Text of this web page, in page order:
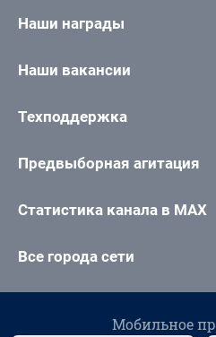
Наши награды
Наши вакансии
Техподдержка
Предвыборная агитация
Статистика канала в MAX
Все города сети
Мобильное